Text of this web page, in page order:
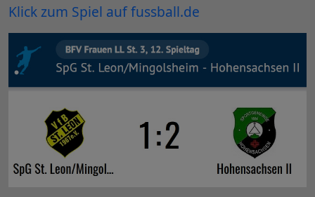
Klick zum Spiel auf fussball.de